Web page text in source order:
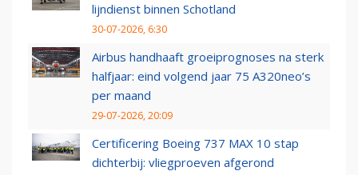
lijndienst binnen Schotland
30-07-2026, 6:30
Airbus handhaaft groeiprognoses na sterk
halfjaar: eind volgend jaar 75 A320neo’s
per maand
29-07-2026, 20:09
Certificering Boeing 737 MAX 10 stap
dichterbij: vliegproeven afgerond